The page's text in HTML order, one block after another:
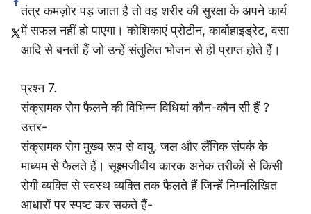
तंत्र कमज़ोर पड़ जाता है तो वह शरीर की सुरक्षा के अपने कार्य
में सफल नहीं हो पाएगा। कोशिकाएं प्रोटीन, कार्बोहाइड्रेट, वसा
आदि से बनती हैं जो उन्हें संतुलित भोजन से ही प्राप्त होते हैं।
प्रश्न 7.
संक्रामक रोग फैलने की विभिन्न विधियां कौन-कौन सी हैं ?
उत्तर-
संक्रामक रोग मुख्य रूप से वायु, जल और लैंगिक संपर्क के
माध्यम से फैलते हैं। सूक्ष्मजीवीय कारक अनेक तरीकों से किसी
रोगी व्यक्ति से स्वस्थ व्यक्ति तक फैलते हैं जिन्हें निम्नलिखित
आधारों पर स्पष्ट कर सकते हैं-